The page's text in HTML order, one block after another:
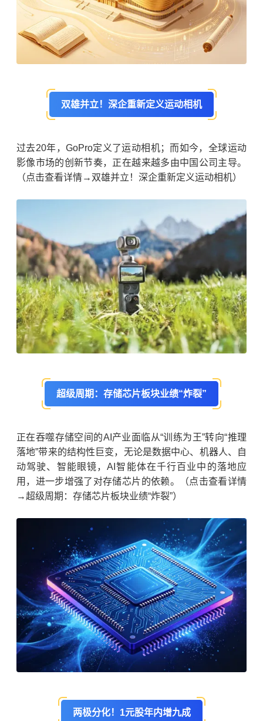
双雄并立！深企重新定义运动相机
过去20年，GoPro定义了运动相机；而如今，全球运动
影像市场的创新节奏，正在越来越多由中国公司主导。
（点击查看详情→双雄并立！深企重新定义运动相机）
超级周期：存储芯片板块业绩“炸裂”
正在吞噬存储空间的AI产业面临从“训练为王”转向“推理
落地”带来的结构性巨变，无论是数据中心、机器人、自
动驾驶、 智能眼镜，AI智能体在千行百业中的落地应
用，进一步增强了对存储芯片的依赖。（点击查看详情
→超级周期：存储芯片板块业绩“炸裂”）
两极分化！1元股年内增九成